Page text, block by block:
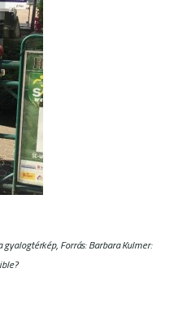
Forrás: Barbara Kulmer: